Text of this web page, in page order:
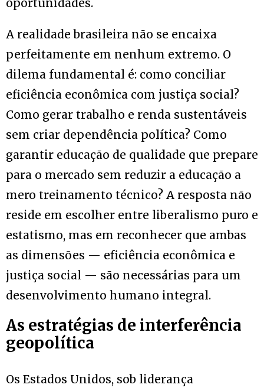
oportunidades.
A realidade brasileira não se encaixa
perfeitamente em nenhum extremo. O
dilema fundamental é: como conciliar
eficiência econômica com justiça social?
Como gerar trabalho e renda sustentáveis
sem criar dependência política? Como
garantir educação de qualidade que prepare
para o mercado sem reduzir a educação a
mero treinamento técnico? A resposta não
reside em escolher entre liberalismo puro e
estatismo, mas em reconhecer que ambas
as dimensões — eficiência econômica e
justiça social — são necessárias para um
desenvolvimento humano integral.
As estratégias de interferência
geopolítica
Os Estados Unidos, sob liderança